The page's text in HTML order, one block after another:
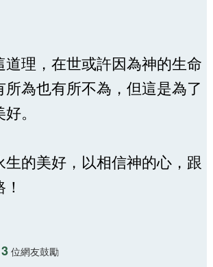
道理，在世或許因為神的生命
為也有所不為，但這是為了
。
生的美好，以相信神的心，跟
3位網友鼓勵